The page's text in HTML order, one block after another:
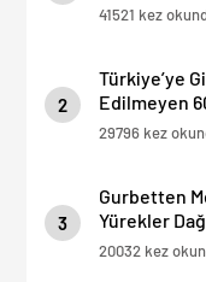
41521 kez
2
Türkiye’ye
Edilmeyen
29796 kez
3
Gurbetten
Yürekler
20032 kez